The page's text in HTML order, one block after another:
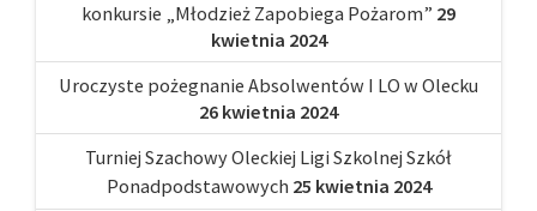
konkursie „Młodzież Zapobiega Pożarom” 29
kwietnia 2024
Uroczyste pożegnanie Absolwentów I LO w Olecku
26 kwietnia 2024
Turniej Szachowy Oleckiej Ligi Szkolnej Szkół
Ponadpodstawowych 25 kwietnia 2024